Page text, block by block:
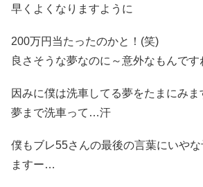
早くよくなりますように
200万円当たったのかと！(笑)
良さそうな夢なのに～意外なもんです
因みに僕は洗車してる夢をたまにみま
夢まで洗車って…汗
僕もブレ55さんの最後の言葉にいや
ますー…